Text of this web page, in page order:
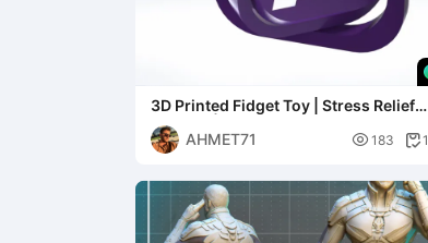
3D Printed Fidget Toy | Stress Relief
Spinner |
AHMET71
 183 1